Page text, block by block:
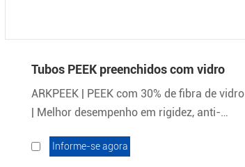
Tubos PEEK preenchidos com vidro
ARKPEEK | PEEK com 30% de fibra de vidro
| Melhor desempenho em rigidez, anti-
Informe-se agora